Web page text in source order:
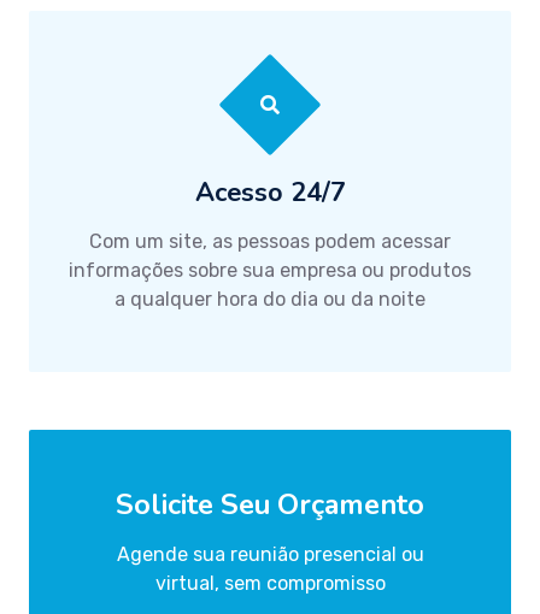
Acesso 24/7
Com um site, as pessoas podem acessar
informações sobre sua empresa ou produtos
a qualquer hora do dia ou da noite
Solicite Seu Orçamento
Agende sua reunião presencial ou
virtual, sem compromisso